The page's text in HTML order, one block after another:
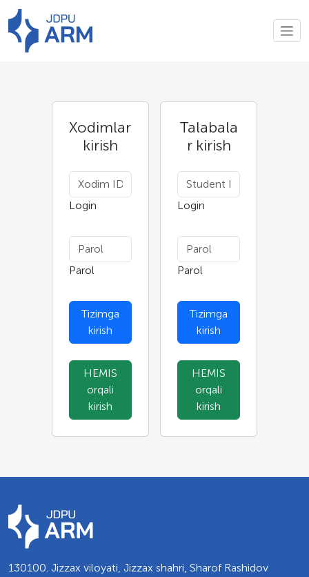
Xodimlar
kirish
Login
Parol
Tizimga
kirish
HEMIS
orqali
kirish
Talabala
r kirish
Login
Parol
Tizimga
kirish
HEMIS
orqali
kirish
130100. Jizzax viloyati, Jizzax shahri, Sharof Rashidov